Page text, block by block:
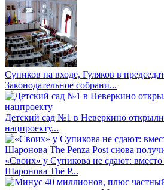
Супиков на входе, Гуляков в
Законодательное собрани...
Детский сад №1 в Неверкино
нацпроекту...
«Своих» у Супикова не сдают:
Шаронова The P...